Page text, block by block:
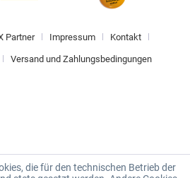
Partner Impressum Kontakt
Versand und Zahlungsbedingungen
die für den technischen Betrieb der